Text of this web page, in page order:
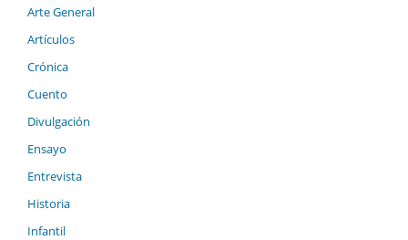
Arte General
Artículos
Crónica
Cuento
Divulgación
Ensayo
Entrevista
Historia
Infantil